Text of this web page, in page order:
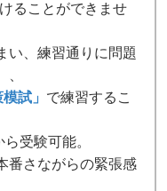
ることができませ
い、練習通りに問題
試」 で練習するこ
ら受験可能。
番さながらの緊張感